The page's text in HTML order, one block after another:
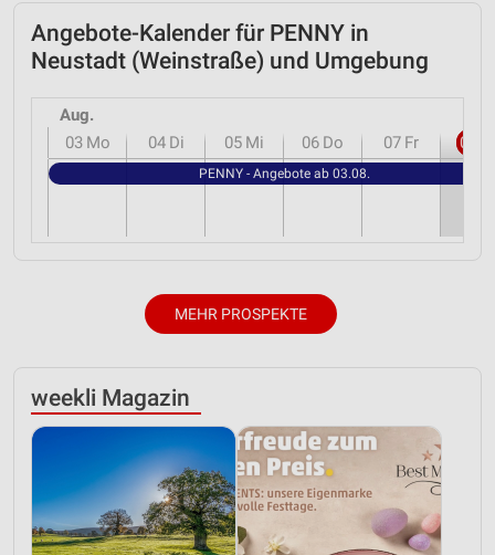
Angebote-Kalender für PENNY in
Neustadt (Weinstraße) und Umgebung
Aug.
03 Mo 04 Di 05 Mi 06 Do 07 Fr 08
PENNY - Angebote ab 03.08.
MEHR PROSPEKTE
weekli Magazin